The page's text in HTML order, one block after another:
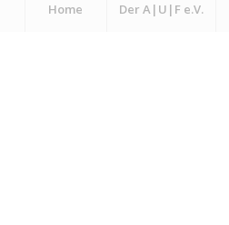
Home Der A|U|F e.V.